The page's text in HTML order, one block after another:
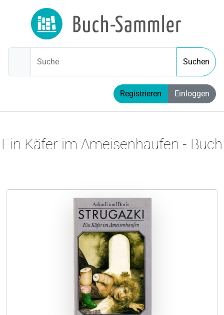
Suche Suchen
Registrieren Einloggen
Ein Käfer im Ameisenhaufen - Buch